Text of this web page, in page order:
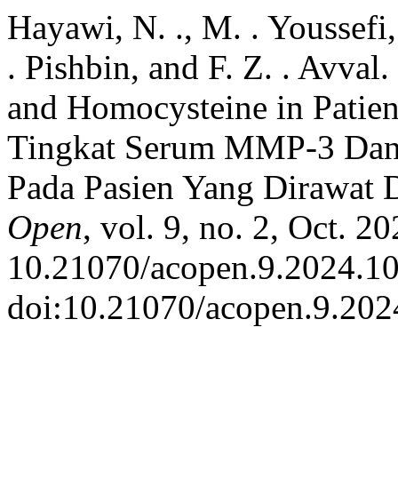
Hayawi, N. ., M. .
. Pishbin, and F. Z. .
and Homocysteine in
Tingkat Serum MMP-3
Pada Pasien Yang
Open, vol. 9, no. 2, Oct.
10.21070/
doi:10.21070/